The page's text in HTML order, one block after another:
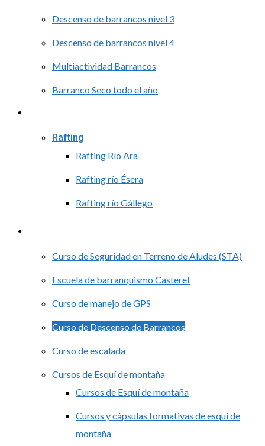
Descenso de barrancos nivel 3
Descenso de barrancos nivel 4
Multiactividad Barrancos
Barranco Seco todo el año
Rafting
Rafting Río Ara
Rafting río Ésera
Rafting río Gállego
Curso de Seguridad en Terreno de Aludes (STA)
Escuela de barranquismo Casteret
Curso de manejo de GPS
Curso de Descenso de Barrancos
Curso de escalada
Cursos de Esquí de montaña
Cursos de Esquí de montaña
Cursos y cápsulas formativas de esquí de
montaña